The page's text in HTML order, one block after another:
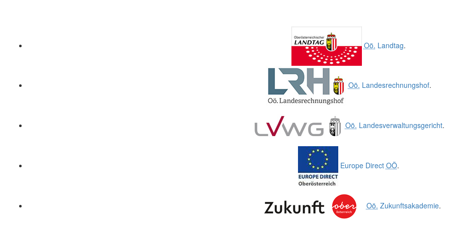
Oö. Landtag.
Oö. Landesrechnungshof.
Oö. Landesverwaltungsgericht.
Europe Direct OÖ.
Oö. Zukunftsakademie.